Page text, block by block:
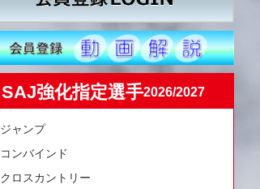
SAJ強化指定選手2026/2027
ジャンプ
コンバインド
クロスカントリー